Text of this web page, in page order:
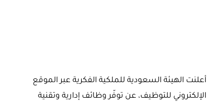
أعلنت الهيئة السعودية للملكية الفكرية عبر الموقع
الإلكتروني للتوظيف، عن توفّر وظائف إدارية وتقنية